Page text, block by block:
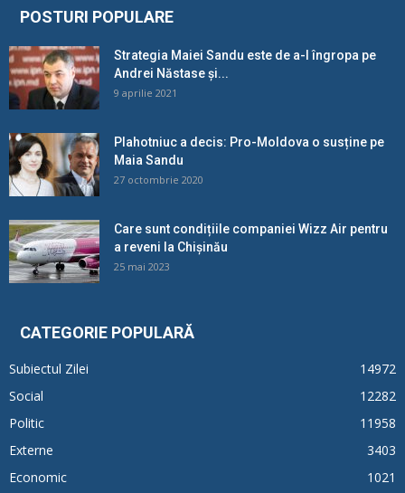
POSTURI POPULARE
Strategia Maiei Sandu este de a-l îngropa pe
Andrei Năstase și...
9 aprilie 2021
Plahotniuc a decis: Pro-Moldova o susține pe
Maia Sandu
27 octombrie 2020
Care sunt condițiile companiei Wizz Air pentru
a reveni la Chișinău
25 mai 2023
CATEGORIE POPULARĂ
Subiectul Zilei
14972
Social
12282
Politic
11958
Externe
3403
Economic
1021